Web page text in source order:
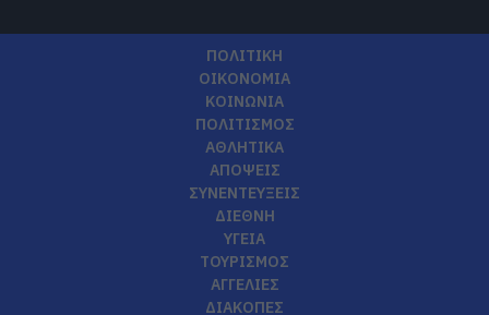
ΠΟΛΙΤΙΚΗ
ΟΙΚΟΝΟΜΙΑ
ΚΟΙΝΩΝΙΑ
ΠΟΛΙΤΙΣΜΟΣ
ΑΘΛΗΤΙΚΑ
ΑΠΟΨΕΙΣ
ΣΥΝΕΝΤΕΥΞΕΙΣ
ΔΙΕΘΝΗ
ΥΓΕΙΑ
ΤΟΥΡΙΣΜΟΣ
ΑΓΓΕΛΙΕΣ
ΔΙΑΚΟΠΕΣ